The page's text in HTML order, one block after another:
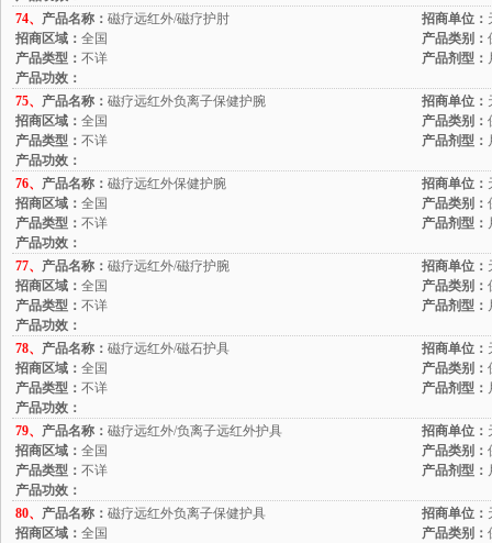
74、 产品名称： 磁疗远红外/磁疗护肘 招商单位：
招商区域： 全国 产品类别：
产品类型： 不详 产品剂型：
产品功效：
75、 产品名称： 磁疗远红外负离子保健护腕 招商单位：
招商区域： 全国 产品类别：
产品类型： 不详 产品剂型：
产品功效：
76、 产品名称： 磁疗远红外保健护腕 招商单位：
招商区域： 全国 产品类别：
产品类型： 不详 产品剂型：
产品功效：
77、 产品名称： 磁疗远红外/磁疗护腕 招商单位：
招商区域： 全国 产品类别：
产品类型： 不详 产品剂型：
产品功效：
78、 产品名称： 磁疗远红外/磁石护具 招商单位：
招商区域： 全国 产品类别：
产品类型： 不详 产品剂型：
产品功效：
79、 产品名称： 磁疗远红外/负离子远红外护具 招商单位：
招商区域： 全国 产品类别：
产品类型： 不详 产品剂型：
产品功效：
80、 产品名称： 磁疗远红外负离子保健护具 招商单位：
招商区域： 全国 产品类别：